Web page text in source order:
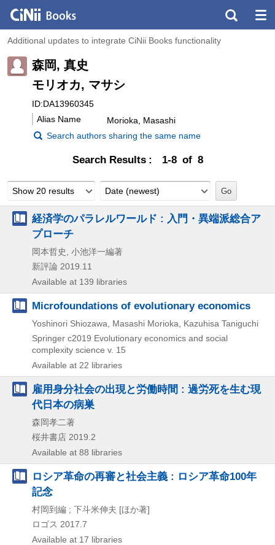
Additional updates to integrate CiNii Books functionality
森岡, 真史
モリオカ, マサシ
ID:DA13960345
Alias Name
Morioka, Masashi
Search authors sharing the same name
Search Results 1-8 of 8
Show 20 results Date (newest)
経済学のパラレルワールド : 入門・異端派総合ア
プローチ
岡本哲史, 小池洋一編著
新評論 2019.11
Available at 139 libraries
Microfoundations of evolutionary economics
Yoshinori Shiozawa, Masashi Morioka, Kazuhisa Taniguchi
Springer c2019 Evolutionary economics and social
complexity science v. 15
Available at 22 libraries
雇用身分社会の出現と労働時間 : 過労死を生む現
代日本の病巣
森岡孝二著
桜井書店 2019.2
Available at 88 libraries
ロシア革命の再審と社会主義 : ロシア革命100年
記念
村岡到編 ; 下斗米伸夫 [ほか著]
ロゴス 2017.7
Available at 17 libraries